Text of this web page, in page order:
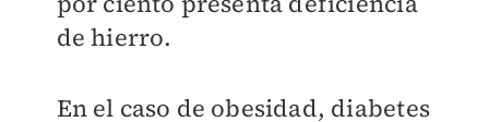
de hierro.
En el caso de obesidad, diabetes